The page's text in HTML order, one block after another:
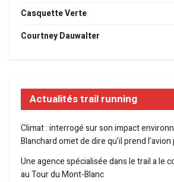
Casquette Verte
Courtney Dauwalter
Actualités trail running
Climat : interrogé sur son impact
Blanchard omet de dire qu’il prend
Une agence spécialisée dans le trail a le
au Tour du Mont-Blanc